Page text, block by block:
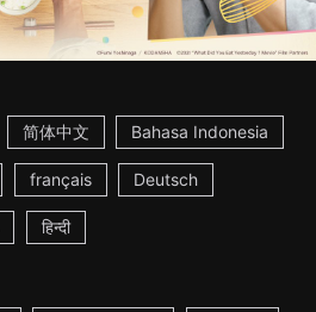
简体中文 Bahasa Indonesia
français Deutsch
हिन्दी